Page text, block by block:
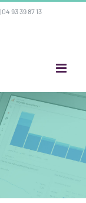
04 93 39 87 13